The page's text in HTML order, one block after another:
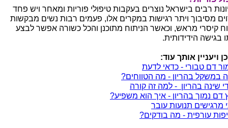
רבים בישראל נוצרים בעקבות טיפולי פוריות ומאחר ויש פחד
מסיבוך ויתר רגישות במקרים אלו, פעמים רבות נשים מבקשות
קיסרי מראש, וכאשר הניתוח מתוכנן והכל כשורה אפשר לבצע
בגישה הידידותית.
ויעניין אותך עוד:
דם טבורי - כדאי לדעת
במשקל בהריון - מה הטווחים?
שינה בהריון - למה זה קורה
דם נמוך בהריון - איך הוא משפיע?
מרגישים תנועות עובר
עורפית - מה בודקים?